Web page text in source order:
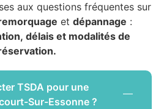
aux questions fréquentes sur
et dépannage :
délais et modalités de
TSDA pour une
Sur-Essonne ?